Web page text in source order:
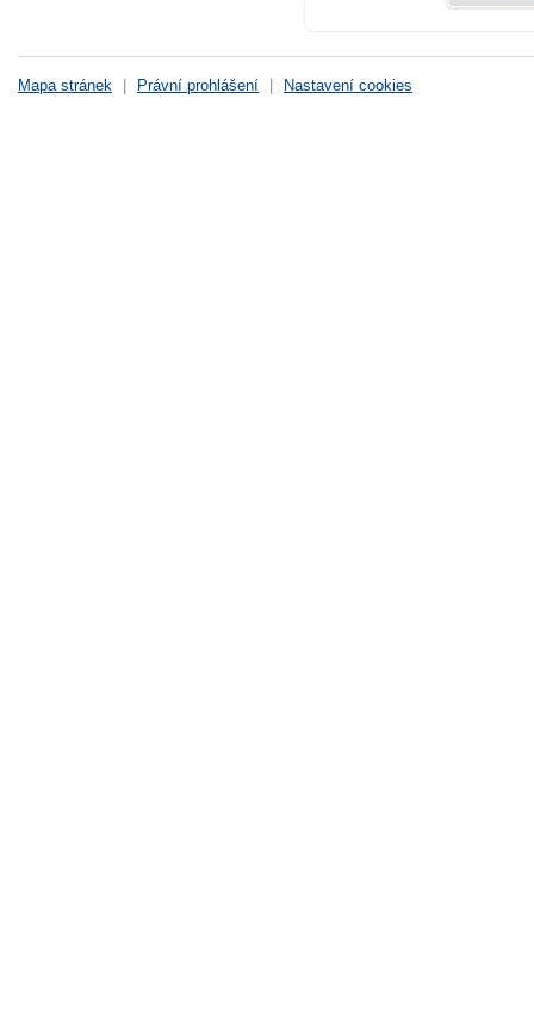
Mapa stránek Právní prohlášení Nastavení cookies